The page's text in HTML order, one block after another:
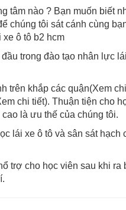
tâm nào ? Bạn muốn biết
chúng tôi sát cánh cùng
ô tô b2 hcm
trong đào tạo nhân lực
trên khắp các quận(Xem
chi tiết). Thuận tiện cho
là ưu thế của chúng tôi.
lái xe ô tô và sân sát hạch
trợ cho học viên sau khi ra